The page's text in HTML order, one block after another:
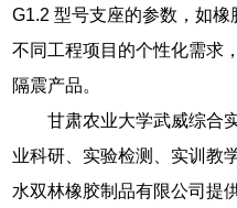
G1.2 型号支座的参数，如
不同工程项目的个性化需求
隔震产品。
甘肃农业大学武威综合
业科研、实验检测、实训教
水双林橡胶制品有限公司提